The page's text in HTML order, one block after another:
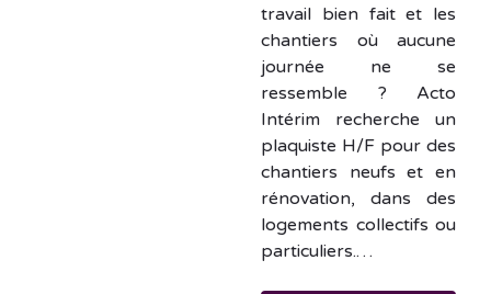
travail bien fait et les
chantiers où aucune
journée ne se
ressemble ? Acto
Intérim recherche un
plaquiste H/F pour des
chantiers neufs et en
rénovation, dans des
logements collectifs ou
particuliers.…